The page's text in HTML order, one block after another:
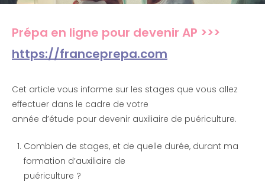
Prépa en ligne pour devenir AP >>>
https://franceprepa.com
Cet article vous informe sur les stages que vous allez
effectuer dans le cadre de votre
année d’étude pour devenir auxiliaire de puériculture.
Combien de stages, et de quelle durée, durant ma
formation d’auxiliaire de
puériculture ?